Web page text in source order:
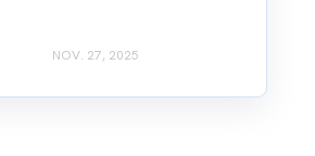
NOV. 27, 2025